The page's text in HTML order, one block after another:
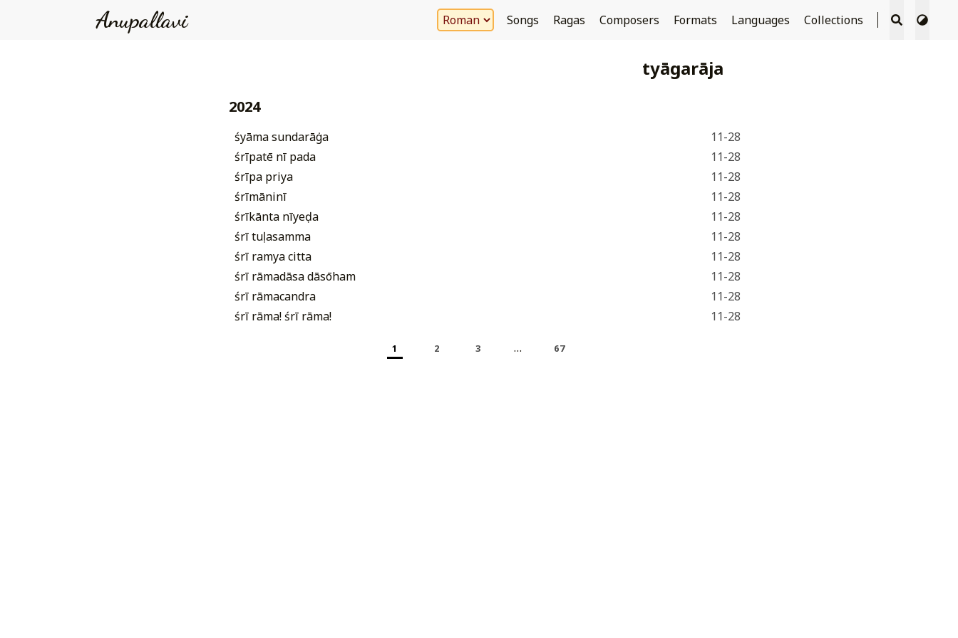
Anupallavi Songs Ragas Composers Formats Languages Collections
tyāgarāja
2024
śyāma sundarāṅga
11-28
śrīpatē nī pada
11-28
śrīpa priya
11-28
śrīmāninī
11-28
śrīkānta nīyeḍa
11-28
śrī tuḷasamma
11-28
śrī ramya citta
11-28
śrī rāmadāsa dāsōham
11-28
śrī rāmacandra
11-28
śrī rāma! śrī rāma!
11-28
1 2 3 … 67